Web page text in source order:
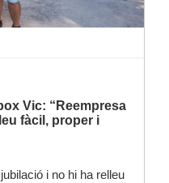
Vic: “Reempresa
fàcil, proper i
i no hi ha relleu